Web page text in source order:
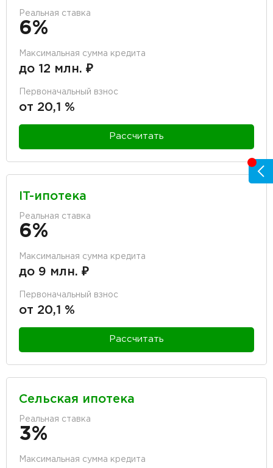
Реальная ставка
6%
Максимальная сумма кредита
до 12 млн. ₽
Первоначальный взнос
от 20,1 %
Рассчитать
IT-ипотека
Реальная ставка
6%
Максимальная сумма кредита
до 9 млн. ₽
Первоначальный взнос
от 20,1 %
Рассчитать
Сельская ипотека
Реальная ставка
3%
Максимальная сумма кредита